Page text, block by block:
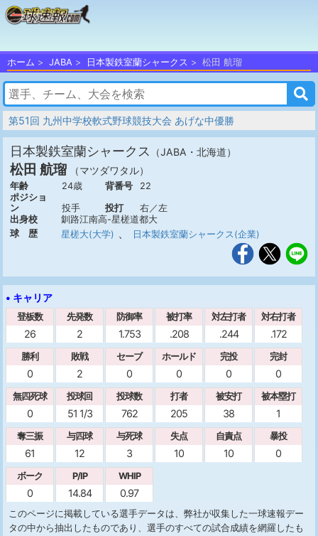
ホーム JABA 日本製鉄室蘭シャークス 松田 航瑠
第51回 九州中学校軟式野球競技大会 あげな中優勝
日本製鉄室蘭シャークス （JABA・北海道）
松田 航瑠 （マツダワタル）
年齢 24歳 背番号
22
ポジショ
ン
投手 投打
右／左
出身校
釧路江南高-星槎道都大
球 歴
星槎大(大学) 、 日本製鉄室蘭シャークス(企業)
• キャリア
登板数
26
先発数
2
防御率
1.753
被打率
.208
対左打者
.244
対右打者
.172
勝利
0
敗戦
2
セーブ
0
ホールド
0
完投
0
完封
0
無四死球
0
投球回
51 1/3
投球数
762
打者
205
被安打
38
被本塁打
1
奪三振
61
与四球
12
与死球
3
失点
10
自責点
10
暴投
0
ボーク
0
P/IP
14.84
WHIP
0.97
このページに掲載している選手データは、弊社が収集した一球速報デー
タの中から抽出したものであり、選手のすべての試合成績を網羅したも